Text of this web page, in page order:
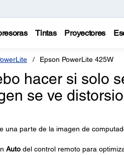
Tintas Proyectores
Epson PowerLite 425W
hacer si solo
se ve
una parte de la imagen de
Autodel control remoto para